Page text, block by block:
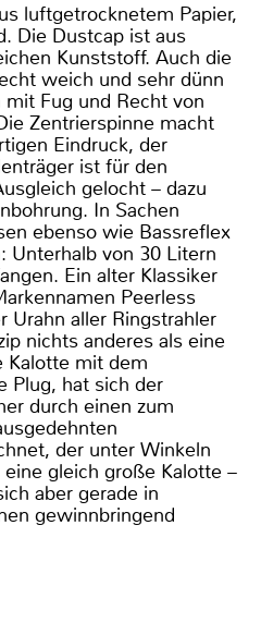
luftgetrocknetem Papier,
Die Dustcap ist aus
Kunststoff. Auch die
weich und sehr dünn
Fug und Recht von
Zentrierspinne macht
Eindruck, der
ist für den
gelocht – dazu
In Sachen
ebenso wie Bassreflex
Unterhalb von 30 Litern
Ein alter Klassiker
Peerless
Urahn aller Ringstrahler
nichts anderes als eine
Kalotte mit dem
Plug, hat sich der
durch einen zum
der unter Winkeln
gleich große Kalotte –
aber gerade in
gewinnbringend